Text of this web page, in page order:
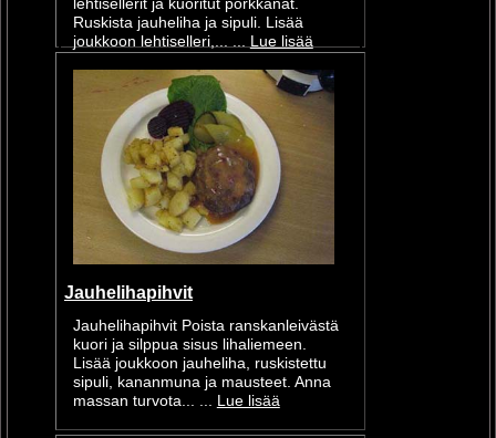
lehtisellerit ja kuoritut porkkanat.
Ruskista jauheliha ja sipuli. Lisää
joukkoon lehtiselleri,... ... Lue lisää
Jauhelihapihvit
Jauhelihapihvit Poista ranskanleivästä
kuori ja silppua sisus lihaliemeen.
Lisää joukkoon jauheliha, ruskistettu
sipuli, kananmuna ja mausteet. Anna
massan turvota... ...
Lue lisää